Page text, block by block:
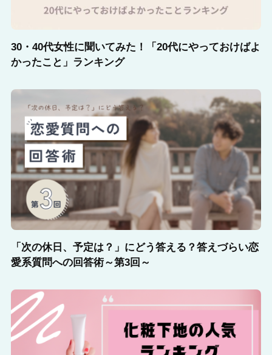
30・40代女性に聞いてみた！「20代にやっておけばよ
かったこと」ランキング
「次の休日、予定は？」にどう答える？答えづらい恋
愛系質問への回答術～第3回～